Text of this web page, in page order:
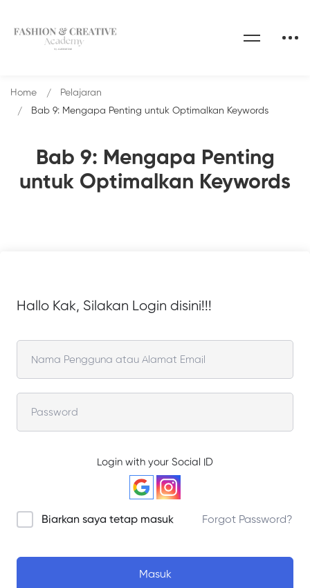
Bab 9: Mengapa Penting
untuk Optimalkan Keywords
Home
Pelajaran
Bab 9: Mengapa Penting untuk Optimalkan Keywords
Hallo Kak, Silakan Login disini!!!
Login with your Social ID
Biarkan saya tetap masuk Forgot Password?
Masuk